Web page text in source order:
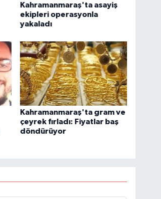
Kahramanmaraş'ta asayiş
ekipleri operasyonla
yakaladı
Kahramanmaraş'ta gram ve
çeyrek fırladı: Fiyatlar baş
döndürüyor